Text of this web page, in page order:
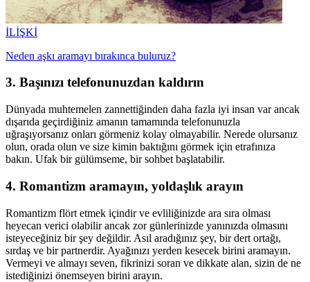
İLİŞKİ
Neden aşkı aramayı bırakınca buluruz?
3. Başınızı telefonunuzdan kaldırın
Dünyada muhtemelen zannettiğinden daha fazla iyi insan var ancak
dışarıda geçirdiğiniz amanın tamamında telefonunuzla
uğraşıyorsanız onları görmeniz kolay olmayabilir. Nerede olursanız
olun, orada olun ve size kimin baktığını görmek için etrafınıza
bakın. Ufak bir gülümseme, bir sohbet başlatabilir.
4. Romantizm aramayın, yoldaşlık arayın
Romantizm flört etmek içindir ve evliliğinizde ara sıra olması
heyecan verici olabilir ancak zor günlerinizde yanınızda olmasını
isteyeceğiniz bir şey değildir. Asıl aradığınız şey, bir dert ortağı,
sırdaş ve bir partnerdir. Ayağınızı yerden kesecek birini aramayın.
Vermeyi ve almayı seven, fikrinizi soran ve dikkate alan, sizin de ne
istediğinizi önemseyen birini arayın.